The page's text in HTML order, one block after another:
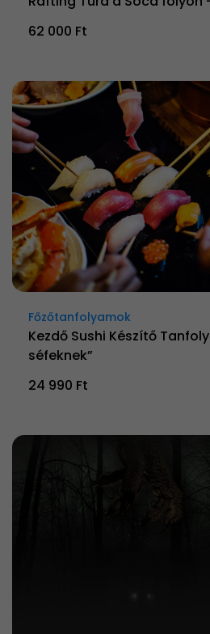
62 000 Ft
Főzőtanfolyamok
Kezdő Sushi Készítő
séfeknek”
24 990 Ft